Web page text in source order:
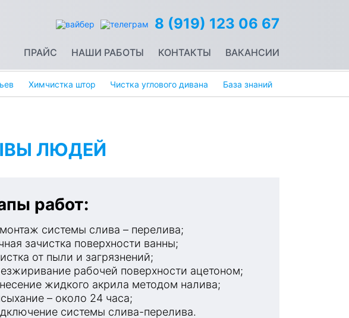
8 (919) 123 06 67
ПРАЙС НАШИ РАБОТЫ КОНТАКТЫ ВАКАНСИИ
Химчистка штор Чистка углового дивана База знаний
ЛЮДЕЙ
работ:
системы слива – перелива;
зачистка поверхности ванны;
от пыли и загрязнений;
рабочей поверхности ацетоном;
жидкого акрила методом налива;
– около 24 часа;
системы слива-перелива.